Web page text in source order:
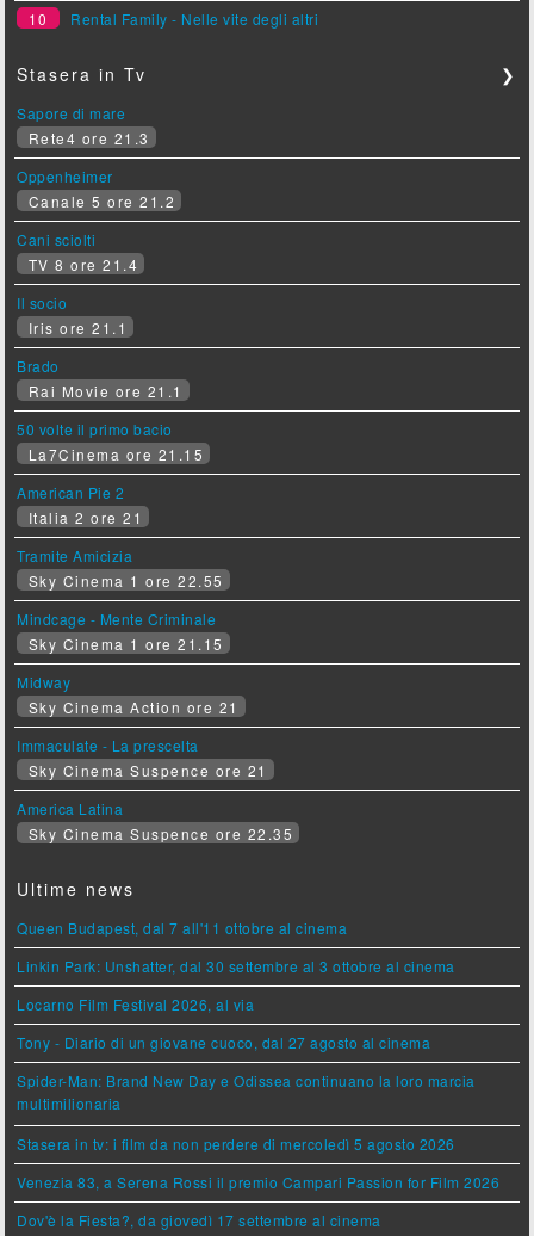
10
Rental Family - Nelle vite degli altri
Stasera in Tv ❯
Sapore di mare
Rete4 ore 21.3
Oppenheimer
Canale 5 ore 21.2
Cani sciolti
TV 8 ore 21.4
Il socio
Iris ore 21.1
Brado
Rai Movie ore 21.1
50 volte il primo bacio
La7Cinema ore 21.15
American Pie 2
Italia 2 ore 21
Tramite Amicizia
Sky Cinema 1 ore 22.55
Mindcage - Mente Criminale
Sky Cinema 1 ore 21.15
Midway
Sky Cinema Action ore 21
Immaculate - La prescelta
Sky Cinema Suspence ore 21
America Latina
Sky Cinema Suspence ore 22.35
Ultime news
Queen Budapest, dal 7 all'11 ottobre al cinema
Linkin Park: Unshatter, dal 30 settembre al 3 ottobre al cinema
Locarno Film Festival 2026, al via
Tony - Diario di un giovane cuoco, dal 27 agosto al cinema
Spider-Man: Brand New Day e Odissea continuano la loro marcia
multimilionaria
Stasera in tv: i film da non perdere di mercoledì 5 agosto 2026
Venezia 83, a Serena Rossi il premio Campari Passion for Film 2026
Dov'è la Fiesta?, da giovedì 17 settembre al cinema